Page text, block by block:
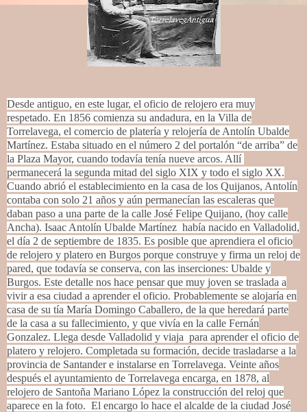
Desde antiguo, en este lugar, el oficio de relojero era muy
respetado. En 1856 comienza su andadura, en la Villa de
Torrelavega, el comercio de platería y relojería de Antolín Ubalde
Martínez. Estaba situado en el número 2 del portalón “de arriba” de
la Plaza Mayor, cuando todavía tenía nueve arcos. Allí
permanecerá la segunda mitad del siglo XIX y todo el siglo XX.
Cuando abrió el establecimiento en la casa de los Quijanos, Antolín
contaba con solo 21 años y aún permanecían las escaleras que
daban paso a una parte de la calle José Felipe Quijano, (hoy calle
Ancha). Isaac Antolín Ubalde Martínez había nacido en Valladolid,
el día 2 de septiembre de 1835. Es posible que aprendiera el oficio
de relojero y platero en Burgos porque construye y firma un reloj de
pared, que todavía se conserva, con las inserciones: Ubalde y
Burgos. Este detalle nos hace pensar que muy joven se traslada a
vivir a esa ciudad a aprender el oficio. Probablemente se alojaría en
casa de su tía María Domingo Caballero, de la que heredará parte
de la casa a su fallecimiento, y que vivía en la calle Fernán
Gonzalez. Llega desde Valladolid y viaja para aprender el oficio de
platero y relojero. Completada su formación, decide trasladarse a la
provincia de Santander e instalarse en Torrelavega. Veinte años
después el ayuntamiento de Torrelavega encarga, en 1878, al
relojero de Santoña Mariano López la construcción del reloj que
aparece en la foto. El encargo lo hace el alcalde de la ciudad José